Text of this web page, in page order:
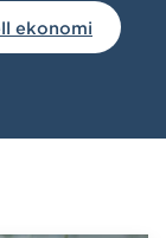
ekonomi